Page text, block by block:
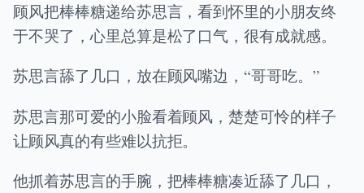
顾风把棒棒糖递给苏思言，看到怀里的小朋友终
于不哭了，心里总算是松了口气，很有成就感。
苏思言舔了几口，放在顾风嘴边，“哥哥吃。”
苏思言那可爱的小脸看着顾风，楚楚可怜的样子
让顾风真的有些难以抗拒。
他抓着苏思言的手腕，把棒棒糖凑近舔了几口，